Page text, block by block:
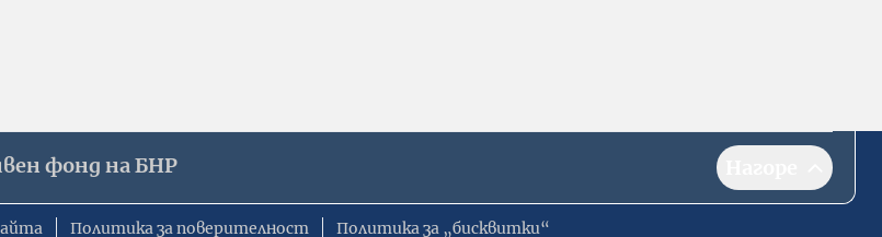
фонд на БНР
Политика за поверителност Политика за „бисквитки“